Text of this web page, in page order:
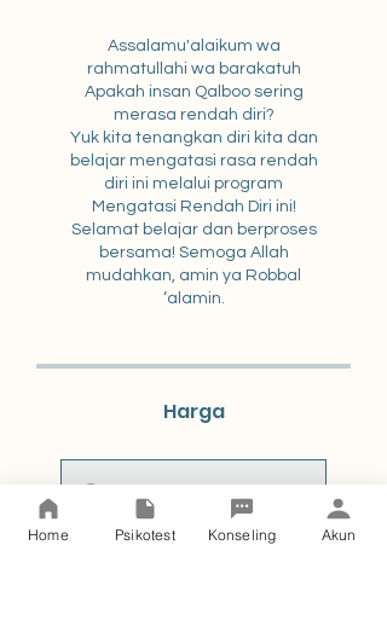
Assalamu'alaikum wa
rahmatullahi wa barakatuh
Apakah insan Qalboo sering
merasa rendah diri?
Yuk kita tenangkan diri kita dan
belajar mengatasi rasa rendah
diri ini melalui program
Mengatasi Rendah Diri ini!
Selamat belajar dan berproses
bersama! Semoga Allah
mudahkan, amin ya Robbal
‘alamin.
Harga
Rp 15.000
Home Psikotest Konseling Akun